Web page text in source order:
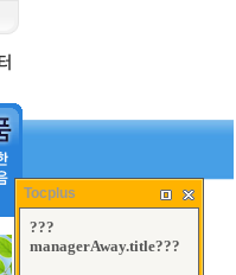
세척기 SD-101]
Tocplus